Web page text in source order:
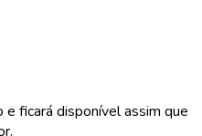
ficará disponível assim que